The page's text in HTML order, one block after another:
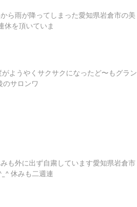
ら雨が降ってしまった愛知県岩倉市の美
休を頂いていま
ようやくサクサクになったど〜もグラン
サロンワ
も外に出ず自粛しています愛知県岩倉市
休みも二週連